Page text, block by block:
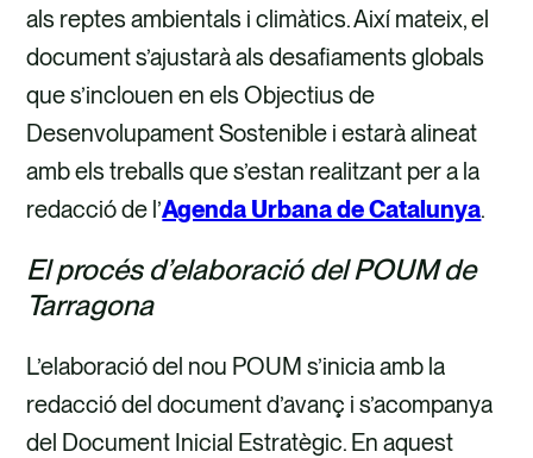
als reptes ambientals i climàtics. Així mateix, el
document s’ajustarà als desafiaments globals
que s’inclouen en els Objectius de
Desenvolupament Sostenible i estarà alineat
amb els treballs que s’estan realitzant per a la
redacció de l’Agenda Urbana de Catalunya.
El procés d’elaboració del POUM de
Tarragona
L’elaboració del nou POUM s’inicia amb la
redacció del document d’avanç i s’acompanya
del Document Inicial Estratègic. En aquest